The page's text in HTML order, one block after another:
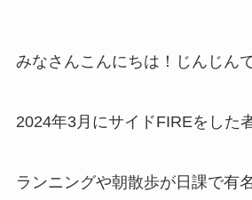
みなさんこんにちは！じんじん
2024年3月にサイドFIREをした
ランニングや朝散歩が日課で有